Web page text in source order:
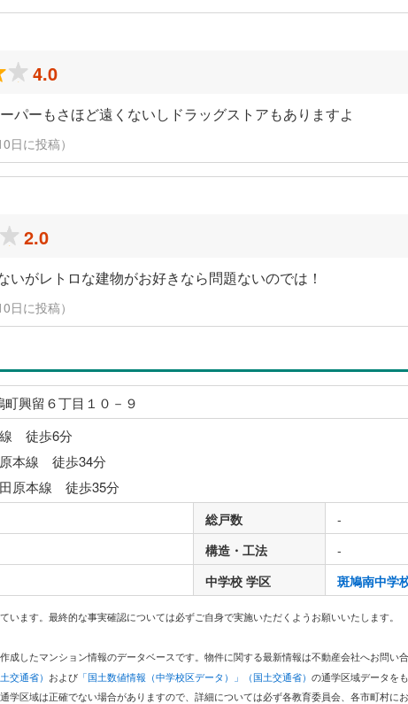
4.0
パーもさほど遠くないしドラッグストアもありますよ
日に投稿）
2.0
いがレトロな建物がお好きなら問題ないのでは！
日に投稿）
興留６丁目１０－９
徒歩6分
本線 徒歩34分
原本線 徒歩35分
総戸数
-
構造・工法
-
中学校 学区 斑鳩南中学
ます。最終的な事実確認については必ずご自身で実施いただくようお願いいたします。
成したマンション情報のデータベースです。物件に関する最新情報は不動産会社へお問い合
交通省） および 「国土数値情報（中学校区データ）」（国土交通省） の通学区域データを
区域は正確でない場合がありますので、詳細については必ず各教育委員会、各市町村にお